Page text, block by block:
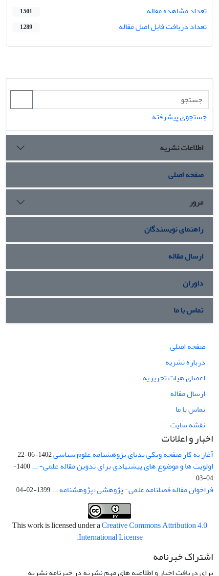
تعداد مشاهده مقاله
1,501
تعداد دریافت فایل اصل مقاله 1,289
جستجوی پیشرفته
اطلاعات نشریه
صفحه اصلی
مرور
راهنمای نویسندگان
ارسال مقاله
داوران
تماس با ما
صفحه اصلی
درباره نشریه
اعضای هیات تحریریه
ارسال مقاله
تماس با ما
نقشه سایت
اخبار و اعلانات
آغاز به کار صفحه ویکی پدیای پژوهشنامه علوم سیاسی1402-06-22
اولویت ها و موضوع های پیشنهادی برای تدوین مقاله علمی- ...
1400-
04-03
فراخوان مقاله فصلنامه علمی- پژوهشی «پژوهشنامه ...1399-02-04
This work is licensed under aCreative Commons Attribution 4.0
International License
.
اشتراک خبرنامه
برای دریافت اخبار و اطلاعیه های مهم نشریه در خبرنامه نشریه